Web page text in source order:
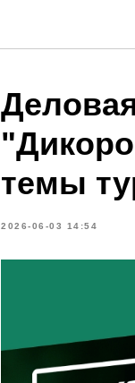
темы
2026-06-03 14:54